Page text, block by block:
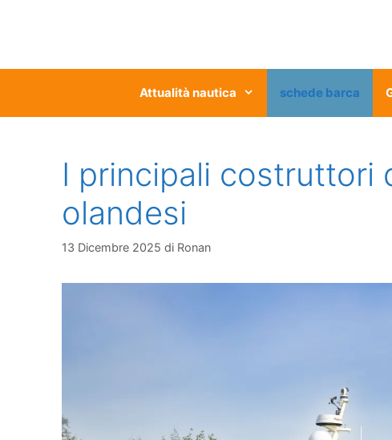
Attualità nautica schede barca
I principali costruttori
olandesi
13 Dicembre 2025 di Ronan